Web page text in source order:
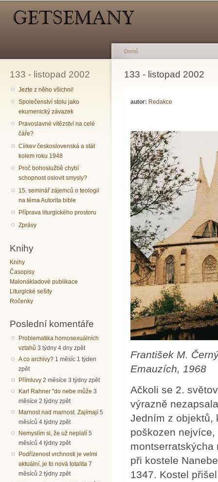
133 - listopad 2002
Jezte z něho všichni!
Společenství stolu jako
ekumenický závazek
Pravoslavné vítězství na celé
čáře?
Církev československá a stát
kolem roku 1948
Proč bohoslužbě chybí
schopnost oslovit smysly?
15. seminář zájemců o teologii
na téma Autorita bible
Příprava liturgického prostoru
Zprávy
Knihy
Knihy
Časopisy
Malonákladové publikace
Liturgické sešity
Ročenky
Poslední komentáře
Problematika homosexuálních
vztahů 3 týdny 4 dny zpět
A co archivy? 1 měsíc 1 týden
zpět
Přímluvy 2 měsíce 3 týdny zpět
Karl Rahner "do nebe může 3
měsíce 2 týdny zpět
Marnost nad marnost. Zajímají 5
měsíců 4 týdny zpět
Nemyslím si, že už neplatí 5
měsíců 4 týdny zpět
Podřízenost vrchnosti je velmi
aktuální, je to nová totalita 7
měsíců 2 týdny zpět
Jste zde
Domů
133 - listopad 2002
autor: Redakce
František M.
Emauzích, 1968
Ačkoli se 2.
výrazně
Jedním z objektů,
poškozen
montserratskýcha
při kostele
1347. Kostel